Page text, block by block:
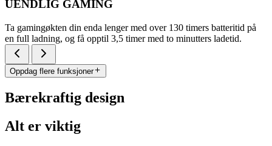
UENDLIG GAMING
Ta gamingøkten din enda lenger med over 130 timers batteritid på
en full ladning, og få opptil 3,5 timer med to minutters ladetid.
Oppdag flere funksjoner
Bærekraftig design
Alt er viktig